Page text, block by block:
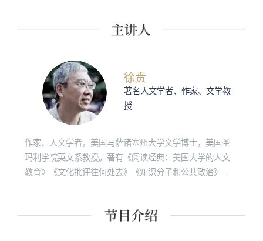
徐贲
著名人文学者、作家、文学教
授
作家、人文学者，美国马萨诸塞州大学文学博士，美国圣
玛利学院英文系教授。著有《阅读经典：美国大学的人文
教育》《文化批评往何处去》《知识分子和公共政治》